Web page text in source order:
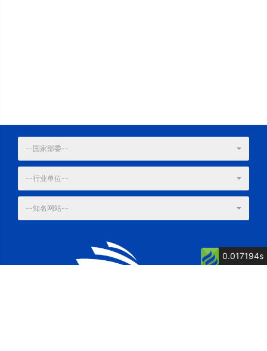
--国家部委--
--行业单位--
--知名网站--
0.017194s